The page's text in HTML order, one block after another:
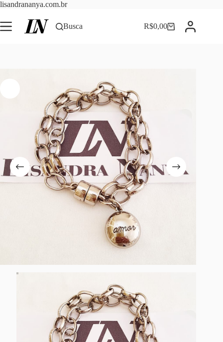
lisandrananya.com.brPular
o
conteúdo
Busca Carrinho
R$0,00